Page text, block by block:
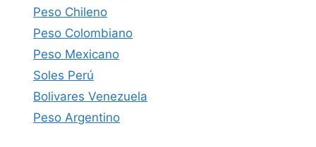
Peso Chileno
Peso Colombiano
Peso Mexicano
Soles Perú
Bolivares Venezuela
Peso Argentino